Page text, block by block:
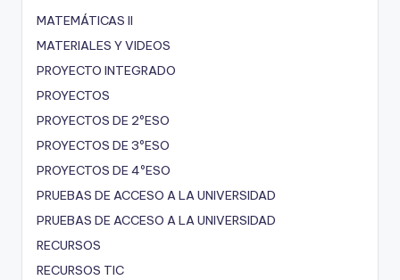
MATEMÁTICAS II
MATERIALES Y VIDEOS
PROYECTO INTEGRADO
PROYECTOS
PROYECTOS DE 2ºESO
PROYECTOS DE 3ºESO
PROYECTOS DE 4ºESO
PRUEBAS DE ACCESO A LA UNIVERSIDAD
PRUEBAS DE ACCESO A LA UNIVERSIDAD
RECURSOS
RECURSOS TIC